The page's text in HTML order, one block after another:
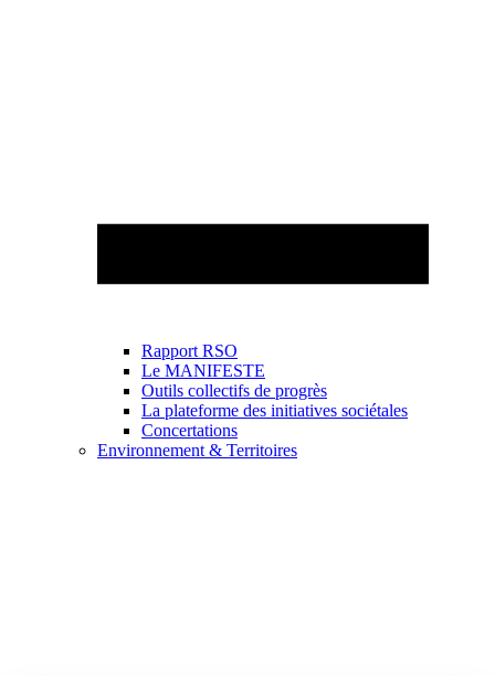
Rapport RSO
Le MANIFESTE
Outils collectifs de progrès
La plateforme des initiatives sociétales
Concertations
Environnement & Territoires